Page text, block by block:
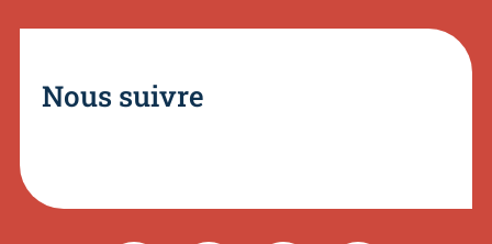
Nous suivre